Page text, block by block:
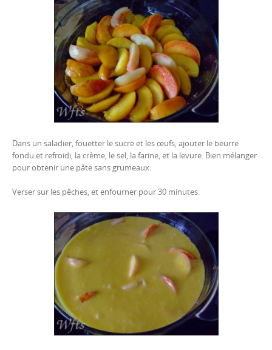
Dans un saladier, fouetter le sucre et les œufs, ajouter le beurre
fondu et refroidi, la crème, le sel, la farine, et la levure. Bien mélanger
pour obtenir une pâte sans grumeaux.
Verser sur les pêches, et enfourner pour 30 minutes.